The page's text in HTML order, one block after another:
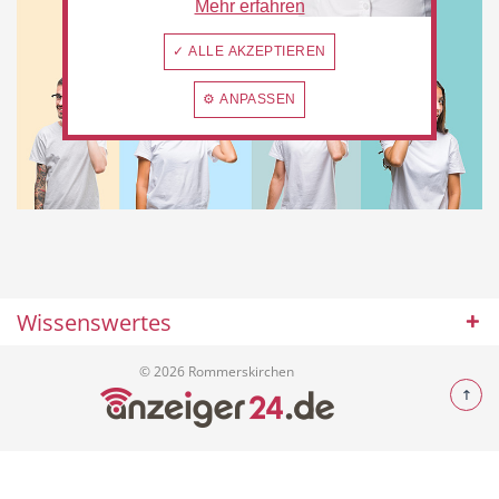
Lokale Empfehlungen
Öffentliche Einrichtungen
Wissenswertes
© 2026 Rommerskirchen
Mehr erfahren
✓ ALLE AKZEPTIEREN
⚙ ANPASSEN